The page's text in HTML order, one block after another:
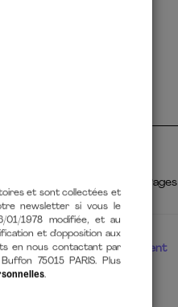
enfin décider
176 Pages
MOBI/KINDLE + PDF]
176 Pages
Téléchargement
et sont collectées et
newsletter si vous le
01/1978 modifiée, et au
et d'opposition aux
en nous contactant par